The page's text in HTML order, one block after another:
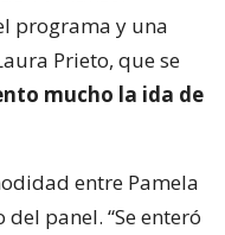
programa y una
Prieto, que se
mucho la ida de
entre Pamela
panel. “Se enteró